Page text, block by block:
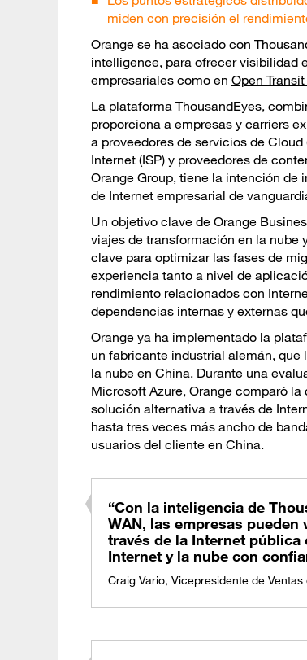
miden con precisión el
Orange se ha asociado con
intelligence, para ofrecer visibilidad
empresariales como en Open
La plataforma ThousandEyes,
proporciona a empresas y carriers
a proveedores de servicios de
Internet (ISP) y proveedores de
Orange Group, tiene la intención
de Internet empresarial de
Un objetivo clave de Orange
viajes de transformación en la nube
clave para optimizar las fases de
experiencia tanto a nivel de
rendimiento relacionados con
dependencias internas y externas
Orange ya ha implementado la
un fabricante industrial alemán,
la nube en China. Durante una
Microsoft Azure, Orange comparó
solución alternativa a través de
hasta tres veces más ancho de
usuarios del cliente en China.
“Con la inteligencia de
WAN, las empresas
través de la Internet
Internet y la nube con
Craig Vario, Vicepresidente de